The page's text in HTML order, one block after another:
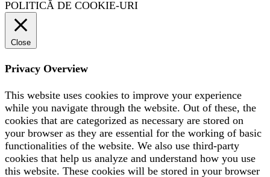
POLITICĂ DE COOKIE-URI
Close
Privacy Overview
This website uses cookies to improve your experience
while you navigate through the website. Out of these, the
cookies that are categorized as necessary are stored on
your browser as they are essential for the working of basic
functionalities of the website. We also use third-party
cookies that help us analyze and understand how you use
this website. These cookies will be stored in your browser